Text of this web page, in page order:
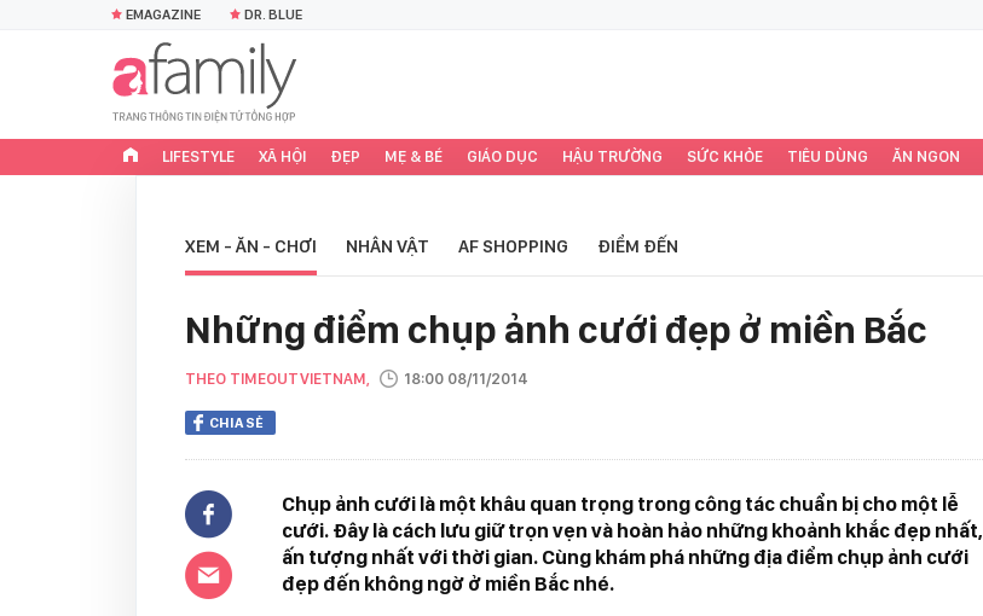
EMAGAZINE DR. BLUE
LIFESTYLE XÃ HỘI ĐẸP MẸ & BÉ GIÁO DỤC HẬU TRƯỜNG SỨC KHỎE TIÊU DÙNG ĂN NGON
XEM - ĂN - CHƠI NHÂN VẬT AF SHOPPING ĐIỂM ĐẾN
Những điểm chụp ảnh cưới đẹp ở miền Bắc
THEO TIMEOUTVIETNAM, 18:00 08/11/2014
CHIA SẺ
Chụp ảnh cưới là một khâu quan trọng trong công tác chuẩn bị cho một lễ
cưới. Đây là cách lưu giữ trọn vẹn và hoàn hảo những khoảnh khắc đẹp nhất,
ấn tượng nhất với thời gian. Cùng khám phá những địa điểm chụp ảnh cưới
đẹp đến không ngờ ở miền Bắc nhé.